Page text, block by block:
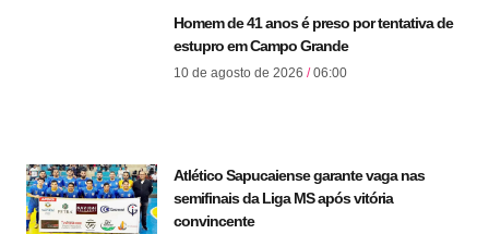
Homem de 41 anos é preso por tentativa de
estupro em Campo Grande
10 de agosto de 2026 06:00
Atlético Sapucaiense garante vaga nas
semifinais da Liga MS após vitória
convincente